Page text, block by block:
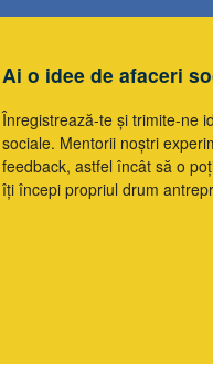
Ai o idee de afaceri
Înregistrează-te și trimite-ne
sociale. Mentorii noștri
feedback, astfel încât să o
îți începi propriul drum